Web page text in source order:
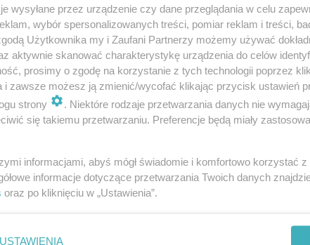
będą mogli skorzystać z bezpłatnych
wysyłane przez urządzenie czy dane przeglądania w celu
wybór spersonalizowanych treści, pomiar reklam i treści,
Użytkownika my i Zaufani Partnerzy możemy używać
aktywnie skanować charakterystykę urządzenia do celów
prosimy o zgodę na korzystanie z tych technologii poprzez
i zawsze możesz ją zmienić/wycofać klikając przycisk ustawień
strony
. Niektóre rodzaje przetwarzania danych nie
się takiemu przetwarzaniu. Preferencje będą miały
informacjami, abyś mógł świadomie i komfortowo korzystać
informacje dotyczące przetwarzania Twoich danych
oraz po kliknięciu w „Ustawienia”.
USTAWIENIA